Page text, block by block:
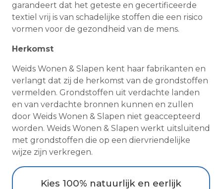
garandeert dat het geteste en gecertificeerde
textiel vrij is van schadelijke stoffen die een risico
vormen voor de gezondheid van de mens.
Herkomst
Weids Wonen & Slapen kent haar fabrikanten en
verlangt dat zij de herkomst van de grondstoffen
vermelden. Grondstoffen uit verdachte landen
en van verdachte bronnen kunnen en zullen
door Weids Wonen & Slapen niet geaccepteerd
worden. Weids Wonen & Slapen werkt uitsluitend
met grondstoffen die op een diervriendelijke
wijze zijn verkregen.
Kies 100% natuurlijk en eerlijk